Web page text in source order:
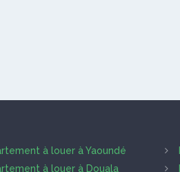
à louer à Yaoundé
à louer à Douala